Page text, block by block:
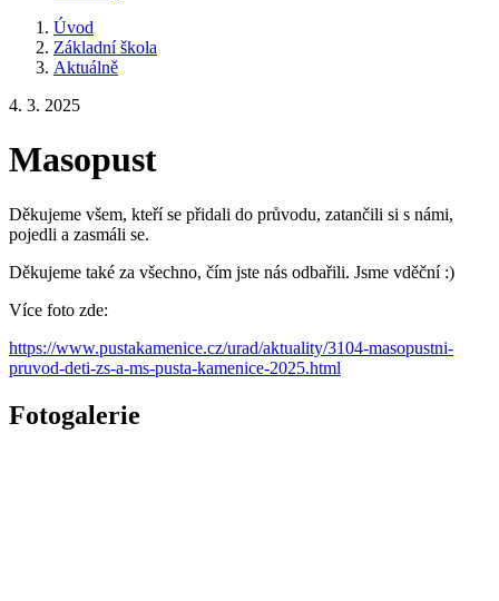
Úvod
Základní škola
Aktuálně
4. 3. 2025
Masopust
Děkujeme všem, kteří se přidali do průvodu, zatančili si s námi,
pojedli a zasmáli se.
Děkujeme také za všechno, čím jste nás odbařili. Jsme vděční :)
Více foto zde:
https://www.pustakamenice.cz/urad/aktuality/3104-masopustni-
pruvod-deti-zs-a-ms-pusta-kamenice-2025.html
Fotogalerie